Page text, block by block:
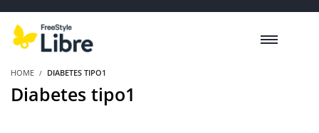
HOME DIABETES TIPO1
Diabetes tipo1